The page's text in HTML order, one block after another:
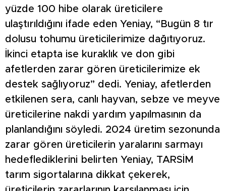
yüzde 100 hibe olarak üreticilere
ulaştırıldığını ifade eden Yeniay, “Bugün 8 tır
dolusu tohumu üreticilerimize dağıtıyoruz.
İkinci etapta ise kuraklık ve don gibi
afetlerden zarar gören üreticilerimize ek
destek sağlıyoruz” dedi. Yeniay, afetlerden
etkilenen sera, canlı hayvan, sebze ve meyve
üreticilerine nakdi yardım yapılmasının da
planlandığını söyledi. 2024 üretim sezonunda
zarar gören üreticilerin yaralarını sarmayı
hedeflediklerini belirten Yeniay, TARSİM
tarım sigortalarına dikkat çekerek,